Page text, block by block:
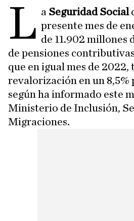
L a Seguridad Social
presente mes de
de 11.902 millones
de pensiones
que en igual mes de 2022,
revalorización en un 8,5%
según ha informado este
Ministerio de Inclusión,
Migraciones.